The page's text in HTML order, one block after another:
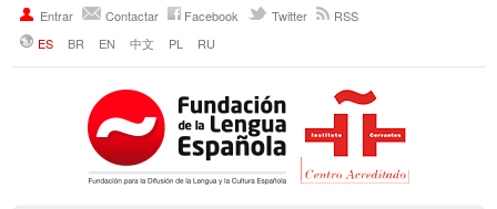
Entrar Contactar Facebook Twitter
RSS
ES
BR EN 中文 PL RU